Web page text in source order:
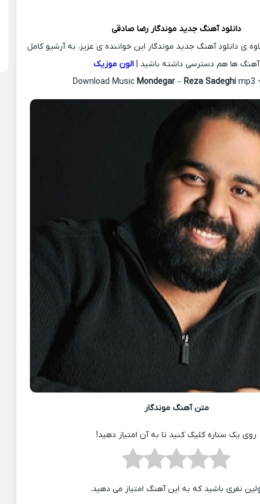
دانلود آهنگ جدیدموندگار رضا صادقی
ی دانلود آهنگ جدید موندگار این خواننده ی عزیز، به آرشیو کامل
آهنگ ها هم دسترسی داشته باشید | الون موزیک
Download MusicMondegar –Reza Sadeghi mp3
متن آهنگ موندگار
روی یک ستاره کلیک کنید تا به آن امتیاز دهید!
نفری باشید که به این آهنگ امتیاز می دهید.